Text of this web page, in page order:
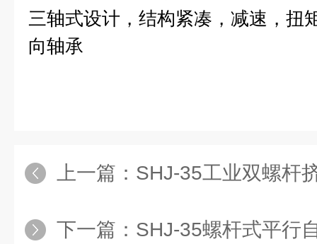
三轴式设计，结构紧凑，减速，扭
向轴承
上一篇： SHJ-35工业双螺杆
下一篇： SHJ-35螺杆式平行